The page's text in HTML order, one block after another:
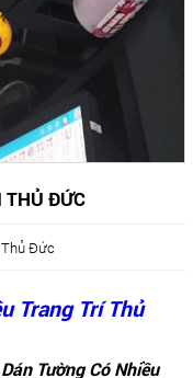
THỦ ĐỨC
Đức
Trang Trí Thủ
Tường Có Nhiều